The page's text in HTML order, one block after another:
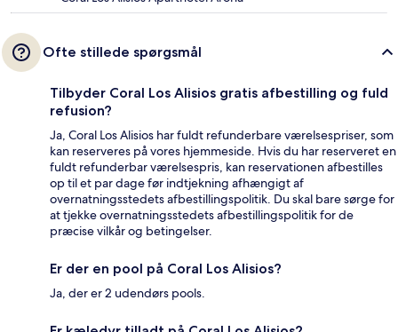
Ofte stillede spørgsmål
Tilbyder Coral Los Alisios gratis afbestilling og fuld
refusion?
Ja, Coral Los Alisios har fuldt refunderbare værelsespriser, som
kan reserveres på vores hjemmeside. Hvis du har reserveret en
fuldt refunderbar værelsespris, kan reservationen afbestilles
op til et par dage før indtjekning afhængigt af
overnatningsstedets afbestillingspolitik. Du skal bare sørge for
at tjekke overnatningsstedets afbestillingspolitik for de
præcise vilkår og betingelser.
Er der en pool på Coral Los Alisios?
Ja, der er 2 udendørs pools.